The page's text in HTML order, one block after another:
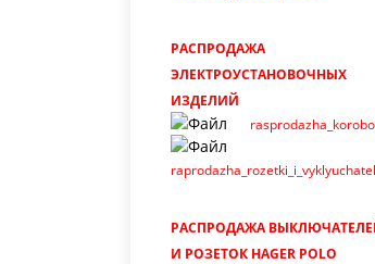
РАСПРОДАЖА
ЭЛЕКТРОУСТАНОВОЧНЫХ
ИЗДЕЛИЙ
РАСПРОДАЖА
И РОЗЕТОК HAGER POLO